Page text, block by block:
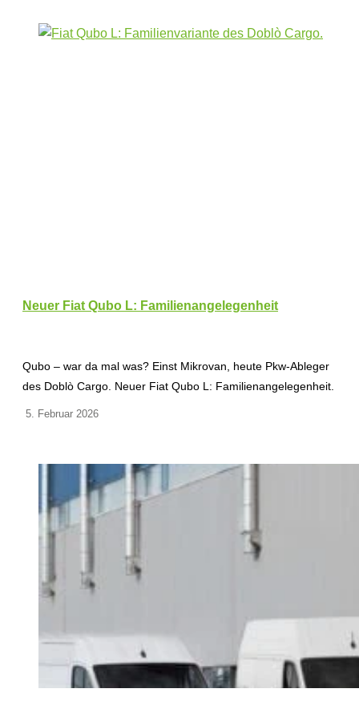
Neuer Fiat Qubo L: Familienangelegenheit
Qubo – war da mal was? Einst Mikrovan, heute Pkw-Ableger
des Doblò Cargo. Neuer Fiat Qubo L: Familienangelegenheit.
5. Februar 2026